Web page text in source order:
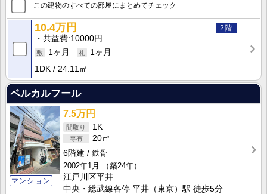
この建物のすべての部屋にまとめてチェック
2階
10.4万円
共益費 10000円
1ヶ月
1ヶ月
1DK
24.11㎡
ベルカルフール
マンション
7.5万円
1K
20㎡
6階建
鉄骨
2002年1月
（築24年）
江戸川区平井
中央・総武線各停 平井（東京）駅 徒歩5分